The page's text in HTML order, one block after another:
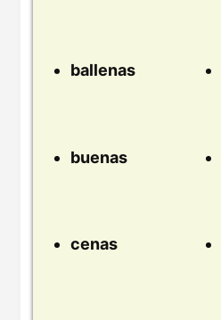
ballenas
buenas
cenas